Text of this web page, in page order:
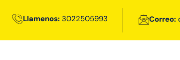
Llamenos:3022505993 Correo: